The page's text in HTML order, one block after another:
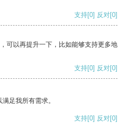
支持[0] 反对[0]
可以再提升一下，比如能够支持更多地
支持[0] 反对[0]
足我所有需求。
支持[0] 反对[0]